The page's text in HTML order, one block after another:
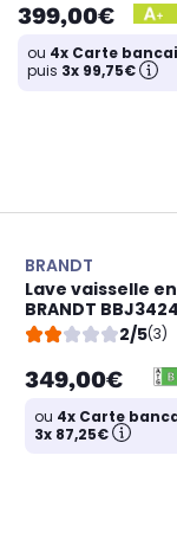
399,00€
ou 4x Carte
puis 3x 99,75€
BRANDT
Lave vaisselle
BRANDT
2/5(3)
349,00€
ou 4x Carte
3x 87,25€